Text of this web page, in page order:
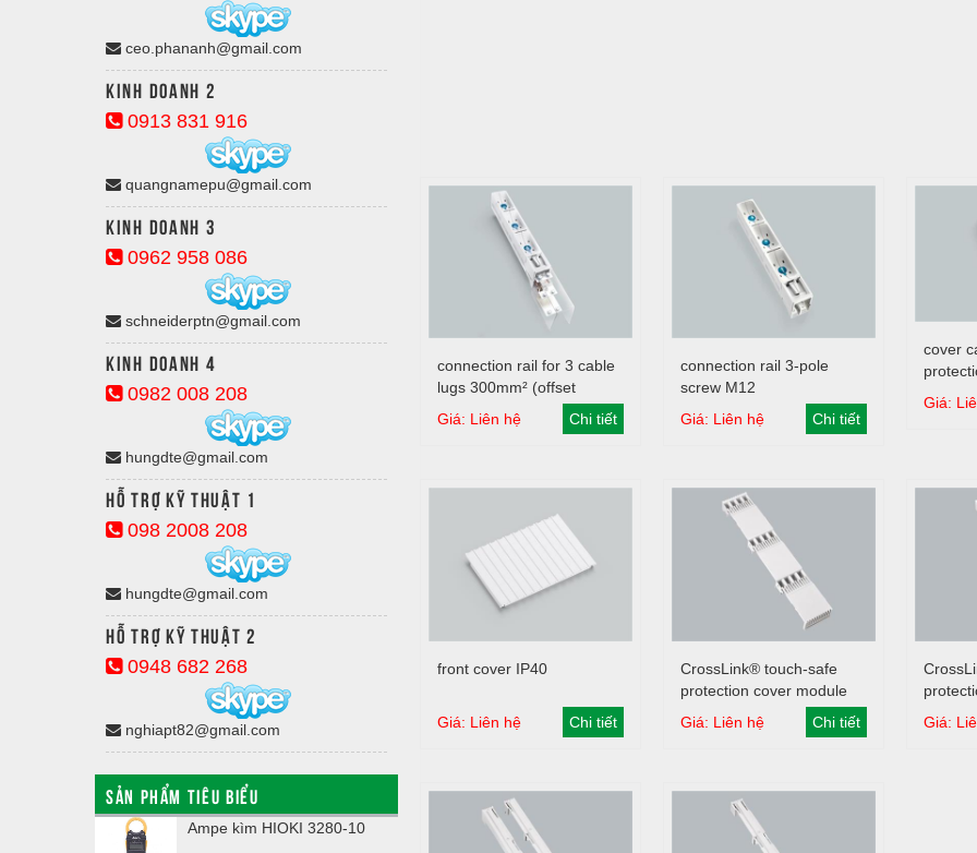
Giỏ hàng
connection rail for 3 cable
lugs 300mm² (offset
arrangement), for 4 cable
lugs 240 mm² or flex.
Giá: Liên hệ Chi tiết
Giỏ hàng
connection rail 3-pole
screw M12
Giá: Liên hệ
Chi tiết
cover
Giá:
Giỏ hàng
front cover IP40
Giá: Liên hệ Chi tiết
Giỏ hàng
CrossLink® touch-safe
protection cover module
Giá: Liên hệ Chi tiết Giá:
ceo.phananh@gmail.com
Kinh doanh 2
0913 831 916
quangnamepu@gmail.com
Kinh doanh 3
0962 958 086
schneiderptn@gmail.com
Kinh doanh 4
0982 008 208
hungdte@gmail.com
Hỗ trợ kỹ thuật 1
098 2008 208
hungdte@gmail.com
Hỗ trợ kỹ thuật 2
0948 682 268
nghiapt82@gmail.com
SẢN PHẨM TIÊU BIỂU
Ampe kìm HIOKI 3280-10 Kyoritsu 2413R